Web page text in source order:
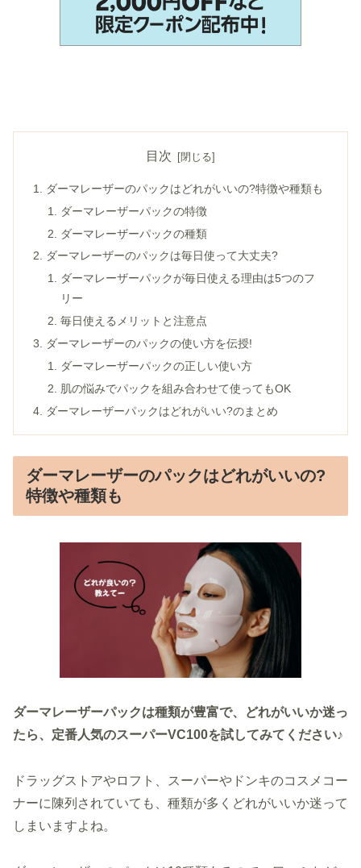
目次
ダーマレーザーのパックはどれがいいの?特徴や種類も
ダーマレーザーパックの特徴
ダーマレーザーパックの種類
ダーマレーザーのパックは毎日使って大丈夫?
ダーマレーザーパックが毎日使える理由は5つのフ
リー
毎日使えるメリットと注意点
ダーマレーザーのパックの使い方を伝授!
ダーマレーザーパックの正しい使い方
肌の悩みでパックを組み合わせて使ってもOK
ダーマレーザーパックはどれがいい?のまとめ
ダーマレーザーのパックはどれがいいの?
特徴や種類も
ダーマレーザーパックは種類が豊富で、どれがいいか迷っ
たら、定番人気のスーパーVC100を試してみてください♪
ドラッグストアやロフト、スーパーやドンキのコスメコー
ナーに陳列されていても、種類が多くどれがいいか迷って
しまいますよね。